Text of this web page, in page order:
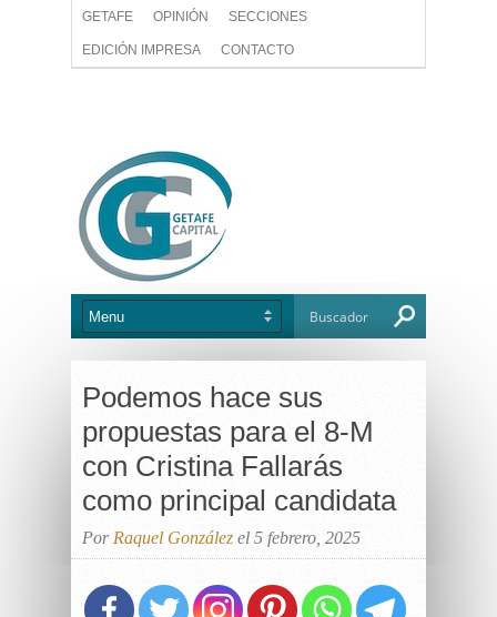
GETAFE OPINIÓN SECCIONES
EDICIÓN IMPRESA CONTACTO
Podemos hace sus
propuestas para el 8-M
con Cristina Fallarás
como principal candidata
Por Raquel González el 5 febrero, 2025